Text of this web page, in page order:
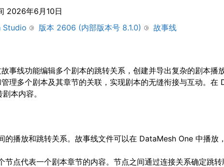
2026年6月10日
Studio 版本 2606 (内部版本号 8.1.0) 故事线
事线功能编辑多个剧本的跳转关系，创建并导出复杂的剧本播
理多个剧本及其章节的关联，实现剧本的无缝衔接与互动。在
本内容。
的播放和跳转关系。故事线文件可以在 DataMesh One 中播放
节点代表一个剧本章节的内容。节点之间通过连接关系确定跳